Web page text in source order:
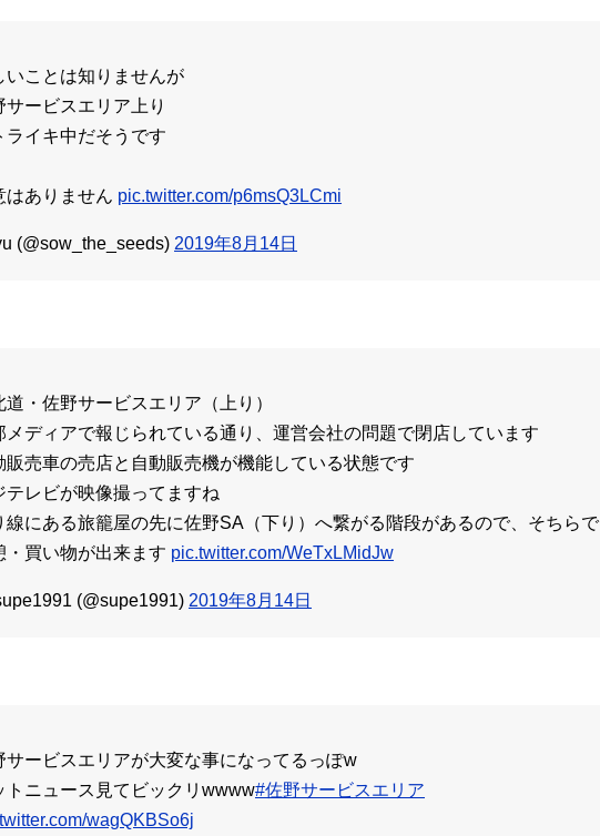
いことは知りませんが
サービスエリア上り
ライキ中だそうです
はありません pic.twitter.com/p6msQ3LCmi
(@sow_the_seeds) 2019年8月14日
道・佐野サービスエリア（上り）
メディアで報じられている通り、運営会社の問題で閉店しています
販売車の売店と自動販売機が機能している状態です
テレビが映像撮ってますね
線にある旅籠屋の先に佐野SA（下り）へ繋がる階段があるので、そちらで
・買い物が出来ます pic.twitter.com/WeTxLMidJw
(@supe1991) 2019年8月14日
サービスエリアが大変な事になってるっぽw
トニュース見てビックリwwww#佐野サービスエリア
wagQKBSo6j